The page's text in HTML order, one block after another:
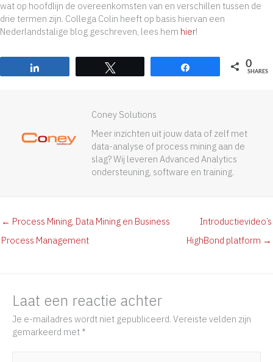
wat op hoofdlijn de overeenkomsten van en verschillen tussen de
drie termen zijn. Collega Colin heeft op basis hiervan een
Nederlandstalige blog geschreven, lees hem hier!
0
SHARES
Coney Solutions
Meer inzichten uit jouw data of zelf met
data-analyse of process mining aan de
slag? Wij leveren Advanced Analytics
ondersteuning, software en training.
← Process Mining, Data Mining en Business
Process Management
Introductievideo’s
HighBond platform →
Laat een reactie achter
Je e-mailadres wordt niet gepubliceerd. Vereiste velden zijn
gemarkeerd met *